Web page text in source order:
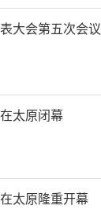
大会第五次会议
太原闭幕
太原隆重开幕